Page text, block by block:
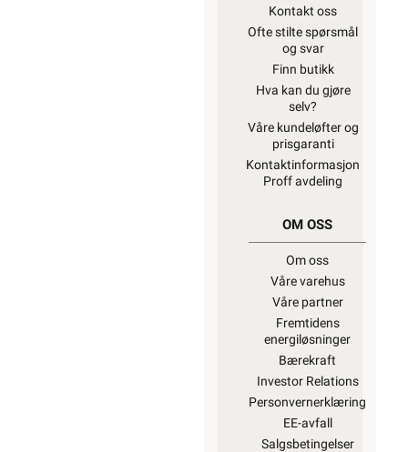
Kontakt oss
Ofte stilte spørsmål
og svar
Finn butikk
Hva kan du gjøre
selv?
Våre kundeløfter og
prisgaranti
Kontaktinformasjon
Proff avdeling
OM OSS
Om oss
Våre varehus
Våre partner
Fremtidens
energiløsninger
Bærekraft
Investor Relations
Personvernerklæring
EE-avfall
Salgsbetingelser